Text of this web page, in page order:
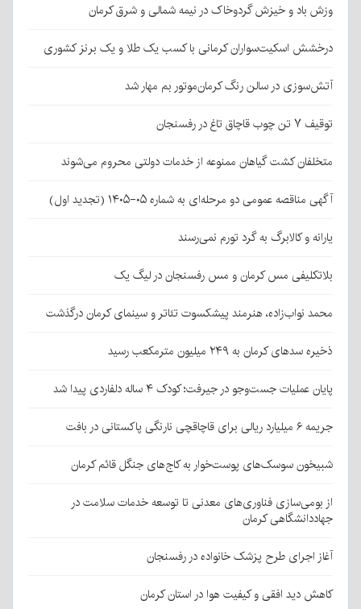
وزش باد و خیزش گردوخاک در نیمه شمالی و شرق کرمان
درخشش اسکیت‌سواران کرمانی با کسب یک طلا و یک برنز کشوری
آتش‌سوزی در سالن رنگ کرمان‌موتور بم مهار شد
توقیف ۷ تن چوب قاچاق تاغ در رفسنجان
متخلفان کشت گیاهان ممنوعه از خدمات دولتی محروم می‌شوند
آگهی مناقصه عمومی دو مرحله‌ای به شماره ۰۵-۱۴۰۵ (تجدید اول)
یارانه و کالابرگ به گرد تورم نمی‌رسند
بلاتکلیفی مس کرمان و مس رفسنجان در لیگ یک
محمد نواب‌زاده، هنرمند پیشکسوت تئاتر و سینمای کرمان درگذشت
ذخیره سدهای کرمان به ۲۴۹ میلیون مترمکعب رسید
پایان عملیات جست‌وجو در جیرفت؛ کودک ۴ ساله دلفاردی پیدا شد
جریمه ۶ میلیارد ریالی برای قاچاقچی نارنگی پاکستانی در بافت
شبیخون سوسک‌های پوست‌خوار به کاج‌های جنگل قائم کرمان
از بومی‌سازی فناوری‌های معدنی تا توسعه خدمات سلامت در
جهاددانشگاهی کرمان
آغاز اجرای طرح پزشک خانواده در رفسنجان
کاهش دید افقی و کیفیت هوا در استان کرمان